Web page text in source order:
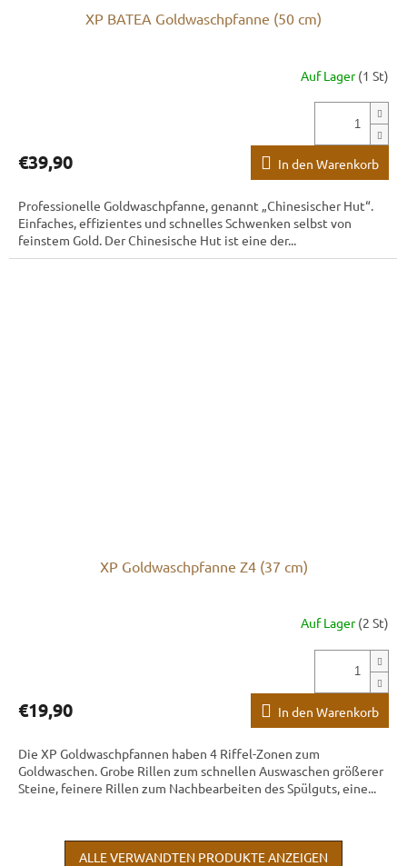
XP BATEA Goldwaschpfanne (50 cm)
Auf Lager(1 St)
€39,90 In den Warenkorb
Professionelle Goldwaschpfanne, genannt „Chinesischer Hut“.
Einfaches, effizientes und schnelles Schwenken selbst von
feinstem Gold. Der Chinesische Hut ist eine der...
XP Goldwaschpfanne Z4 (37 cm)
Auf Lager(2 St)
€19,90 In den Warenkorb
Die XP Goldwaschpfannen haben 4 Riffel-Zonen zum
Goldwaschen. Grobe Rillen zum schnellen Auswaschen größerer
Steine, feinere Rillen zum Nachbearbeiten des Spülguts, eine...
ALLE VERWANDTEN PRODUKTE ANZEIGEN